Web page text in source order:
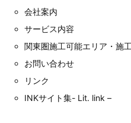
会社案内
サービス内容
関東圏施工可能エリア・施
お問い合わせ
リンク
INKサイト集- Lit. link –